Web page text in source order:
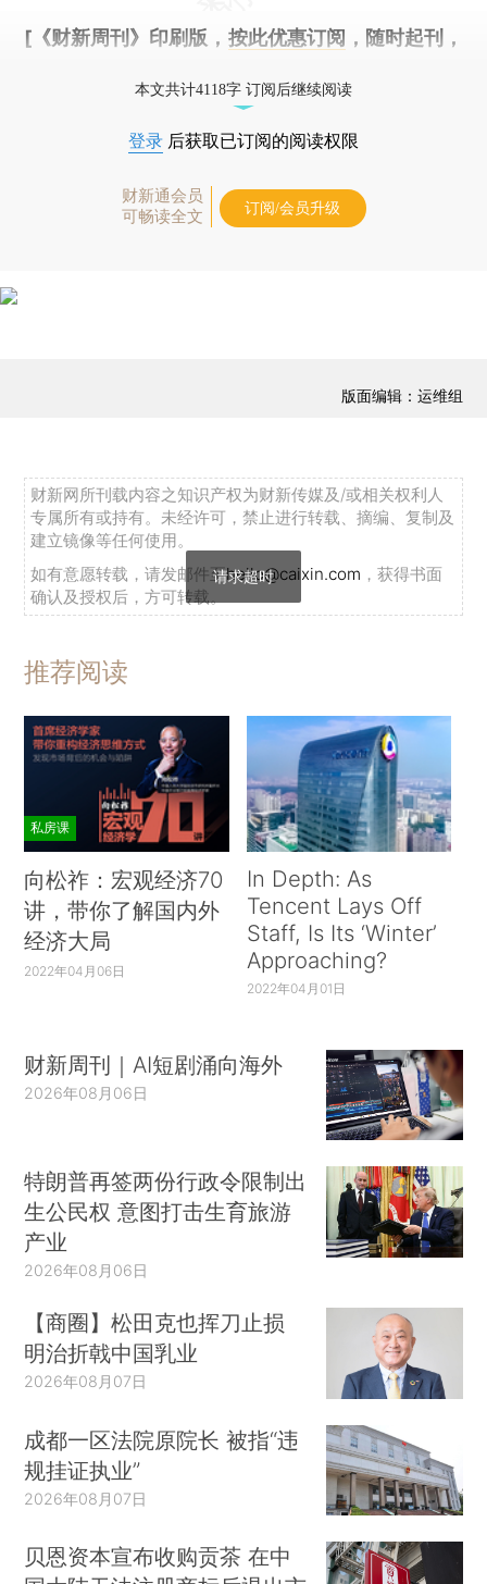
[《财新周刊》印刷版， 按此优惠订阅 ，随时起刊，
本文共计4118字 订阅后继续阅读
登录 后获取已订阅的阅读权限
财新通会员
可畅读全文
订阅/会员升级
版面编辑：运维组
财新网所刊载内容之知识产权为财新传媒及/或相关权利人
专属所有或持有。未经许可，禁止进行转载、摘编、复制及
建立镜像等任何使用。
如有意愿转载，请发邮件至hello@caixin.com ，获得书面
确认及授权后，方可转载。
推荐阅读
私房课
向松祚：宏观经济70
讲，带你了解国内外
经济大局
2022年04月06日
In Depth: As
Tencent Lays Off
Staff, Is Its ‘Winter’
Approaching?
2022年04月01日
财新周刊｜AI短剧涌向海外
2026年08月06日
特朗普再签两份行政令限制出
生公民权 意图打击生育旅游
产业
2026年08月06日
【商圈】松田克也挥刀止损
明治折戟中国乳业
2026年08月07日
成都一区法院原院长 被指“违
规挂证执业”
2026年08月07日
贝恩资本宣布收购贡茶 在中
请求超时